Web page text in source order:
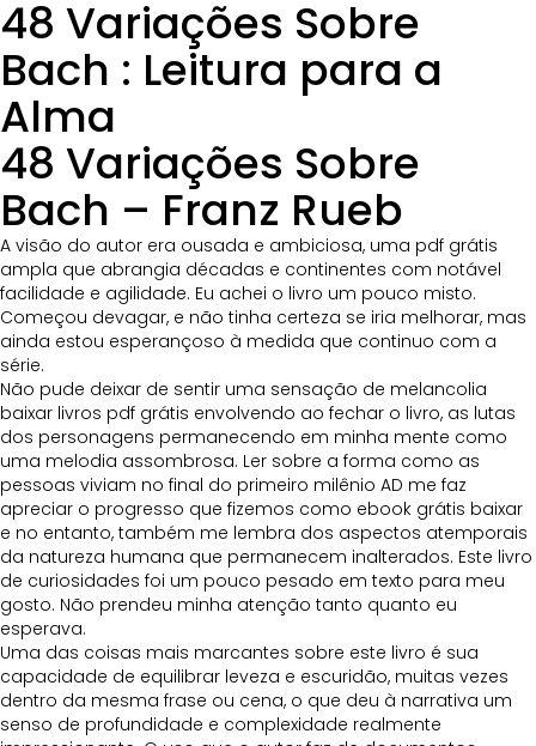
48 Variações Sobre
Bach : Leitura para a
Alma
48 Variações Sobre
Bach – Franz Rueb
A visão do autor era ousada e ambiciosa, uma pdf grátis
ampla que abrangia décadas e continentes com notável
facilidade e agilidade. Eu achei o livro um pouco misto.
Começou devagar, e não tinha certeza se iria melhorar, mas
ainda estou esperançoso à medida que continuo com a
série.
Não pude deixar de sentir uma sensação de melancolia
baixar livros pdf grátis envolvendo ao fechar o livro, as lutas
dos personagens permanecendo em minha mente como
uma melodia assombrosa. Ler sobre a forma como as
pessoas viviam no final do primeiro milênio AD me faz
apreciar o progresso que fizemos como ebook grátis baixar
e no entanto, também me lembra dos aspectos atemporais
da natureza humana que permanecem inalterados. Este livro
de curiosidades foi um pouco pesado em texto para meu
gosto. Não prendeu minha atenção tanto quanto eu
esperava.
Uma das coisas mais marcantes sobre este livro é sua
capacidade de equilibrar leveza e escuridão, muitas vezes
dentro da mesma frase ou cena, o que deu à narrativa um
senso de profundidade e complexidade realmente